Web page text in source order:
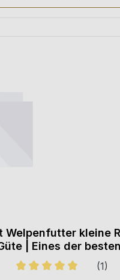
Welpenfutter kleine
| Eines der
Super Premium
auf dem
(1)